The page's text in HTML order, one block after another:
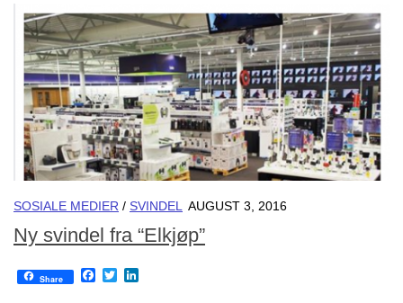
SOSIALE MEDIER / SVINDEL AUGUST 3, 2016
Ny svindel fra “Elkjøp”
Share Facebook
Twitter